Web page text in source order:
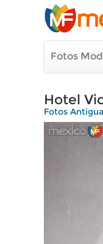
Fotos
Hotel
Fotos